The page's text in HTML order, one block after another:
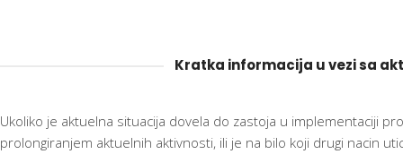
Kratka informacija u vezi sa
Ukoliko je aktuelna situacija dovela do zastoja u implementaciji
prolongiranjem aktuelnih aktivnosti, ili je na bilo koji drugi nacin